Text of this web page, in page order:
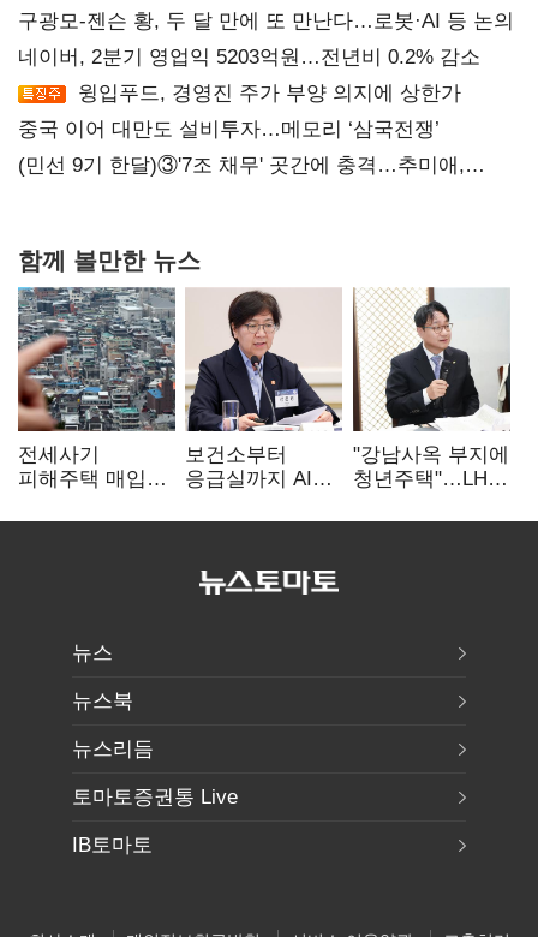
구광모-젠슨 황, 두 달 만에 또 만난다…로봇·AI 등 논의
네이버, 2분기 영업익 5203억원…전년비 0.2% 감소
윙입푸드, 경영진 주가 부양 의지에 상한가
중국 이어 대만도 설비투자…메모리 ‘삼국전쟁’
(민선 9기 한달)③'7조 채무' 곳간에 충격…추미애,
함께 볼만한 뉴스
전세사기
피해주택 매입
누적 피해자
보건소부터
응급실까지 AI
혁신 본격화
"강남사옥 부지에
청년주택"…LH도
뉴스
뉴스북
뉴스리듬
토마토증권통 Live
IB토마토